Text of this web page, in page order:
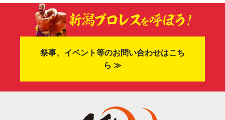
祭事、イベント等のお問い合わせはこち
ら ≫